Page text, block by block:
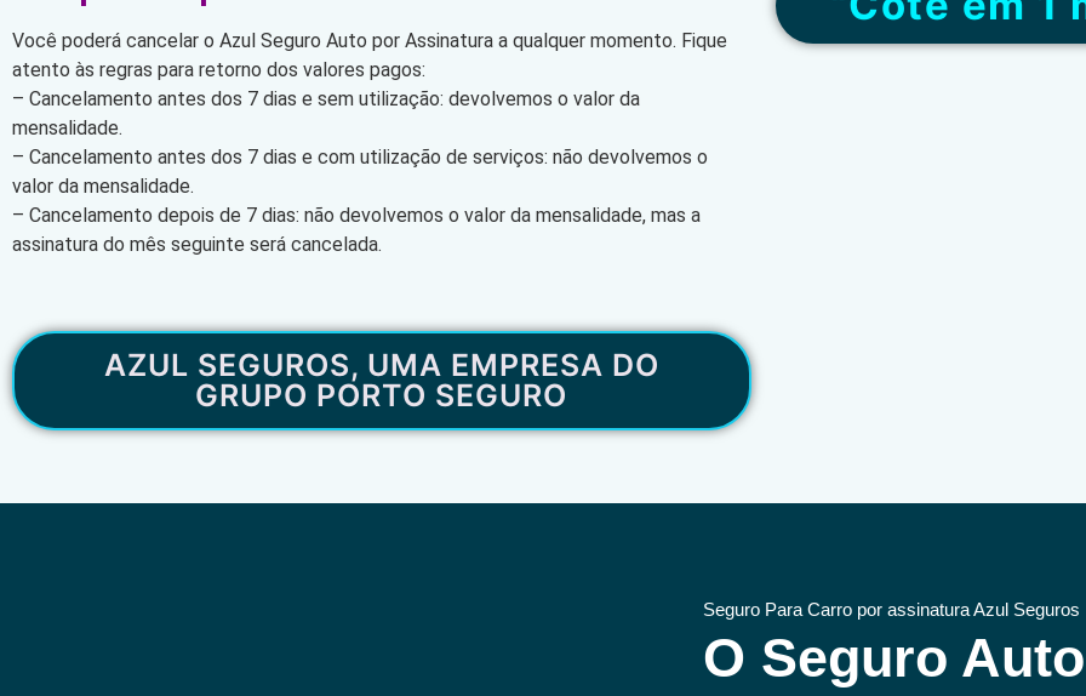
Você poderá cancelar o Azul Seguro Auto por Assinatura a qualquer momento. Fique
atento às regras para retorno dos valores pagos:
– Cancelamento antes dos 7 dias e sem utilização: devolvemos o valor da
mensalidade.
– Cancelamento antes dos 7 dias e com utilização de serviços: não devolvemos o
valor da mensalidade.
– Cancelamento depois de 7 dias: não devolvemos o valor da mensalidade, mas a
assinatura do mês seguinte será cancelada.
AZUL SEGUROS, UMA EMPRESA DO
GRUPO PORTO SEGURO
Seguro Para Carro por assinatura Azul Seguros
O Seguro